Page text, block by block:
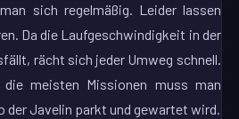
sich regelmäßig. Leider lassen
Da die Laufgeschwindigkeit in der
rächt sich jeder Umweg schnell.
meisten Missionen muss man
der Javelin parkt und gewartet wird.